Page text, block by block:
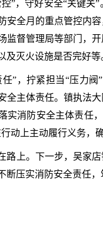
”，守好安全“关键关
安全月的重点管控内
监督管理局等部门，
及灭火设施是否完好等
任”，拧紧担当“压力
全主体责任。镇执法
实消防安全主体责任
动上主动履行义务，
路上。下一步，吴家
断压实消防安全责任